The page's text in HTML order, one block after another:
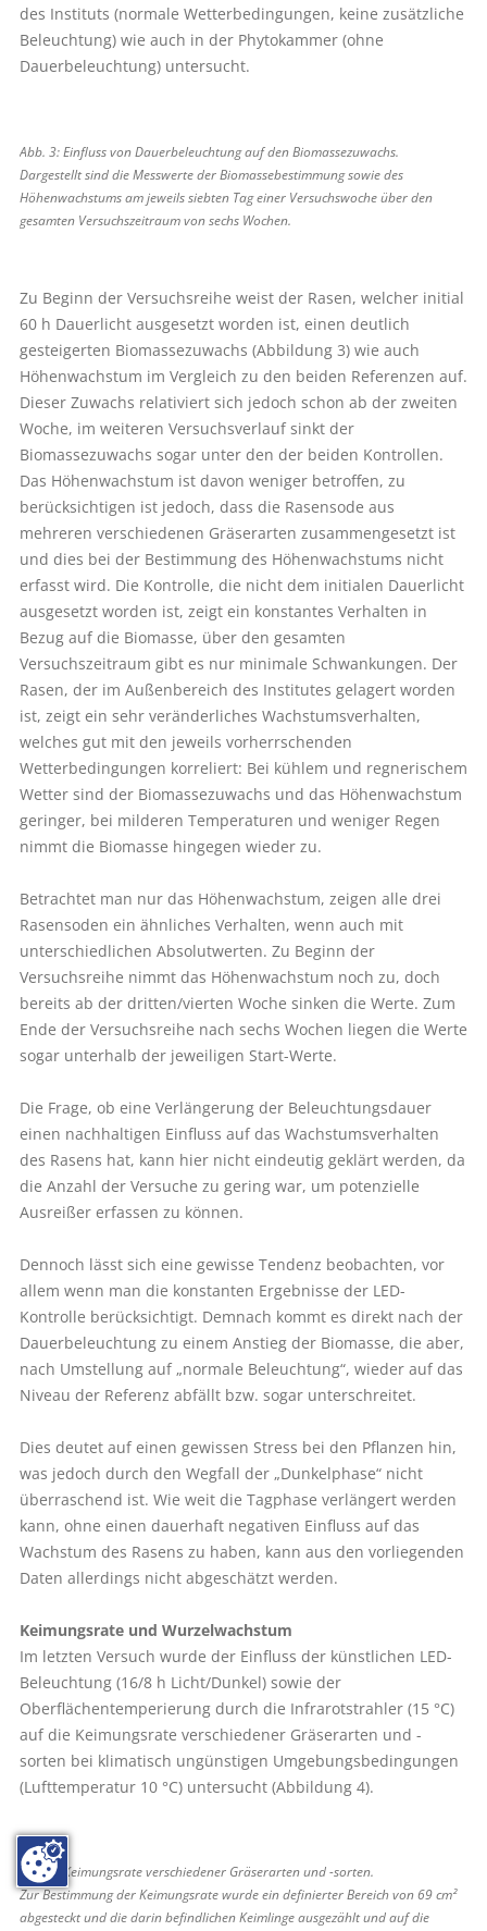
des Instituts (normale Wetterbedingungen, keine zusätzliche
Beleuchtung) wie auch in der Phytokammer (ohne
Dauerbeleuchtung) untersucht.
Abb. 3: Einfluss von Dauerbeleuchtung auf den Biomassezuwachs.
Dargestellt sind die Messwerte der Biomassebestimmung sowie des
Höhenwachstums am jeweils siebten Tag einer Versuchswoche über den
gesamten Versuchszeitraum von sechs Wochen.
Zu Beginn der Versuchsreihe weist der Rasen, welcher initial
60 h Dauerlicht ausgesetzt worden ist, einen deutlich
gesteigerten Biomassezuwachs (Abbildung 3) wie auch
Höhenwachstum im Vergleich zu den beiden Referenzen auf.
Dieser Zuwachs relativiert sich jedoch schon ab der zweiten
Woche, im weiteren Versuchsverlauf sinkt der
Biomassezuwachs sogar unter den der beiden Kontrollen.
Das Höhenwachstum ist davon weniger betroffen, zu
berücksichtigen ist jedoch, dass die Rasensode aus
mehreren verschiedenen Gräserarten zusammengesetzt ist
und dies bei der Bestimmung des Höhenwachstums nicht
erfasst wird. Die Kontrolle, die nicht dem initialen Dauerlicht
ausgesetzt worden ist, zeigt ein konstantes Verhalten in
Bezug auf die Biomasse, über den gesamten
Versuchszeitraum gibt es nur minimale Schwankungen. Der
Rasen, der im Außenbereich des Institutes gelagert worden
ist, zeigt ein sehr veränderliches Wachstumsverhalten,
welches gut mit den jeweils vorherrschenden
Wetterbedingungen korreliert: Bei kühlem und regnerischem
Wetter sind der Biomassezuwachs und das Höhenwachstum
geringer, bei milderen Temperaturen und weniger Regen
nimmt die Biomasse hingegen wieder zu.
Betrachtet man nur das Höhenwachstum, zeigen alle drei
Rasensoden ein ähnliches Verhalten, wenn auch mit
unterschiedlichen Absolutwerten. Zu Beginn der
Versuchsreihe nimmt das Höhenwachstum noch zu, doch
bereits ab der dritten/vierten Woche sinken die Werte. Zum
Ende der Versuchsreihe nach sechs Wochen liegen die Werte
sogar unterhalb der jeweiligen Start-Werte.
Die Frage, ob eine Verlängerung der Beleuchtungsdauer
einen nachhaltigen Einfluss auf das Wachstumsverhalten
des Rasens hat, kann hier nicht eindeutig geklärt werden, da
die Anzahl der Versuche zu gering war, um potenzielle
Ausreißer erfassen zu können.
Dennoch lässt sich eine gewisse Tendenz beobachten, vor
allem wenn man die konstanten Ergebnisse der LED-
Kontrolle berücksichtigt. Demnach kommt es direkt nach der
Dauerbeleuchtung zu einem Anstieg der Biomasse, die aber,
nach Umstellung auf „normale Beleuchtung“, wieder auf das
Niveau der Referenz abfällt bzw. sogar unterschreitet.
Dies deutet auf einen gewissen Stress bei den Pflanzen hin,
was jedoch durch den Wegfall der „Dunkelphase“ nicht
überraschend ist. Wie weit die Tagphase verlängert werden
kann, ohne einen dauerhaft negativen Einfluss auf das
Wachstum des Rasens zu haben, kann aus den vorliegenden
Daten allerdings nicht abgeschätzt werden.
Keimungsrate und Wurzelwachstum
Im letzten Versuch wurde der Einfluss der künstlichen LED-
Beleuchtung (16/8 h Licht/Dunkel) sowie der
Oberflächentemperierung durch die Infrarotstrahler (15 °C)
auf die Keimungsrate verschiedener Gräserarten und -
sorten bei klimatisch ungünstigen Umgebungsbedingungen
(Lufttemperatur 10 °C) untersucht (Abbildung 4).
Abb. 4: Keimungsrate verschiedener Gräserarten und -sorten.
Zur Bestimmung der Keimungsrate wurde ein definierter Bereich von 69 cm²
abgesteckt und die darin befindlichen Keimlinge ausgezählt und auf die